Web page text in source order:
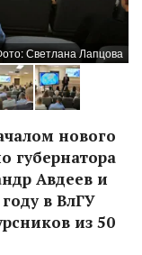
Светлана Лапцова
нового
губернатора
Авдеев и
в ВлГУ
из 50